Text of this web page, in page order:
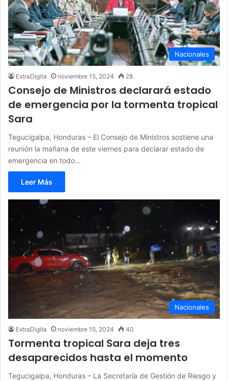
Nacionales
ExtraDigita noviembre 15, 2024 28
Consejo de Ministros declarará estado
de emergencia por la tormenta tropical
Sara
Tegucigalpa, Honduras – El Consejo de Ministros sostiene una
reunión la mañana de este viernes para declarar estado de
emergencia en todo…
Leer Más
Nacionales
ExtraDigita noviembre 15, 2024 40
Tormenta tropical Sara deja tres
desaparecidos hasta el momento
Tegucigalpa, Honduras – La Secretaría de Gestión de Riesgo y